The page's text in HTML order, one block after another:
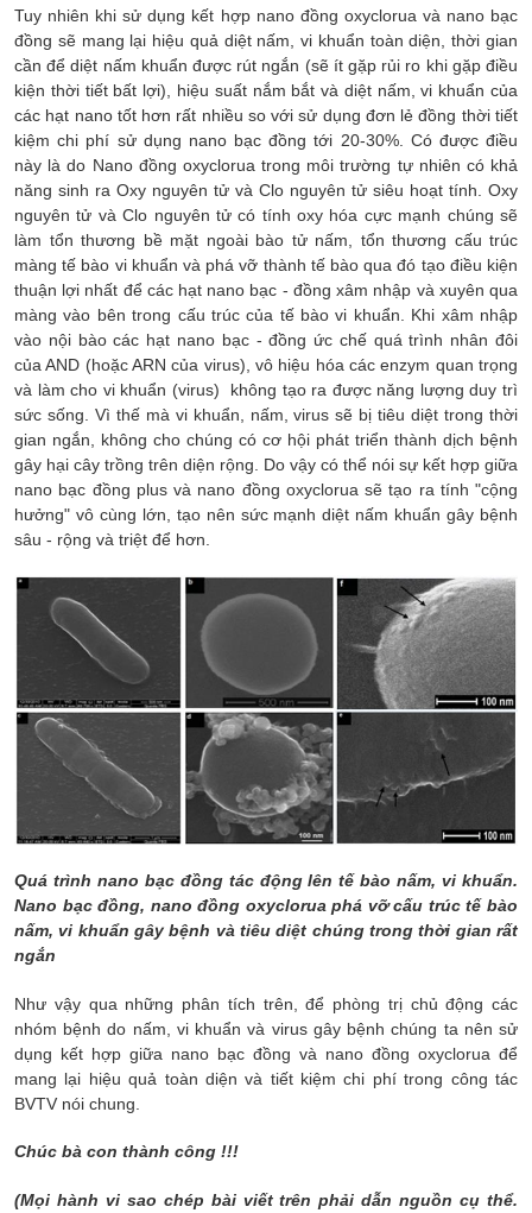
Tuy nhiên khi sử dụng kết hợp nano đồng oxyclorua và nano bạc
đồng sẽ mang lại hiệu quả diệt nấm, vi khuẩn toàn diện, thời gian
cần để diệt nấm khuẩn được rút ngắn (sẽ ít gặp rủi ro khi gặp điều
kiện thời tiết bất lợi), hiệu suất nắm bắt và diệt nấm, vi khuẩn của
các hạt nano tốt hơn rất nhiều so với sử dụng đơn lẻ đồng thời tiết
kiệm chi phí sử dụng nano bạc đồng tới 20-30%. Có được điều
này là do Nano đồng oxyclorua trong môi trường tự nhiên có khả
năng sinh ra Oxy nguyên tử và Clo nguyên tử siêu hoạt tính. Oxy
nguyên tử và Clo nguyên tử có tính oxy hóa cực mạnh chúng sẽ
làm tổn thương bề mặt ngoài bào tử nấm, tổn thương cấu trúc
màng tế bào vi khuẩn và phá vỡ thành tế bào qua đó tạo điều kiện
thuận lợi nhất để các hạt nano bạc - đồng xâm nhập và xuyên qua
màng vào bên trong cấu trúc của tế bào vi khuẩn. Khi xâm nhập
vào nội bào các hạt nano bạc - đồng ức chế quá trình nhân đôi
của AND (hoặc ARN của virus), vô hiệu hóa các enzym quan trọng
và làm cho vi khuẩn (virus) không tạo ra được năng lượng duy trì
sức sống. Vì thế mà vi khuẩn, nấm, virus sẽ bị tiêu diệt trong thời
gian ngắn, không cho chúng có cơ hội phát triển thành dịch bệnh
gây hại cây trồng trên diện rộng. Do vậy có thể nói sự kết hợp giữa
nano bạc đồng plus và nano đồng oxyclorua sẽ tạo ra tính "cộng
hưởng" vô cùng lớn, tạo nên sức mạnh diệt nấm khuẩn gây bệnh
sâu - rộng và triệt để hơn.
Quá trình nano bạc đồng tác động lên tế bào nấm, vi khuẩn.
Nano bạc đồng, nano đồng oxyclorua phá vỡ cấu trúc tế bào
nấm, vi khuẩn gây bệnh và tiêu diệt chúng trong thời gian rất
ngắn
Như vậy qua những phân tích trên, để phòng trị chủ động các
nhóm bệnh do nấm, vi khuẩn và virus gây bệnh chúng ta nên sử
dụng kết hợp giữa nano bạc đồng và nano đồng oxyclorua để
mang lại hiệu quả toàn diện và tiết kiệm chi phí trong công tác
BVTV nói chung.
Chúc bà con thành công !!!
(Mọi hành vi sao chép bài viết trên phải dẫn nguồn cụ thể.